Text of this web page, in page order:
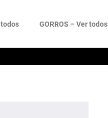
todos GORROS – Ver todos